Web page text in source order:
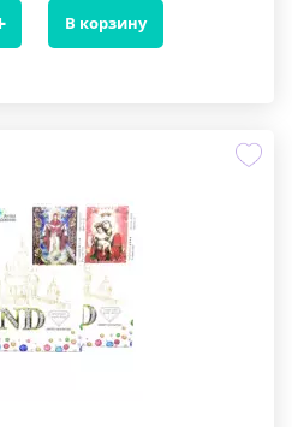
В корзину